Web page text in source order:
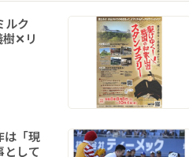
ルク
✕リ
は「現
として